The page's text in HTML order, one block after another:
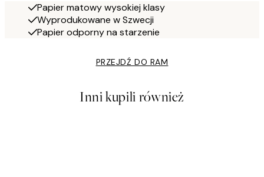
Papier matowy wysokiej klasy
Wyprodukowane w Szwecji
Papier odporny na starzenie
PRZEJDŹ DO RAM
Inni kupili również